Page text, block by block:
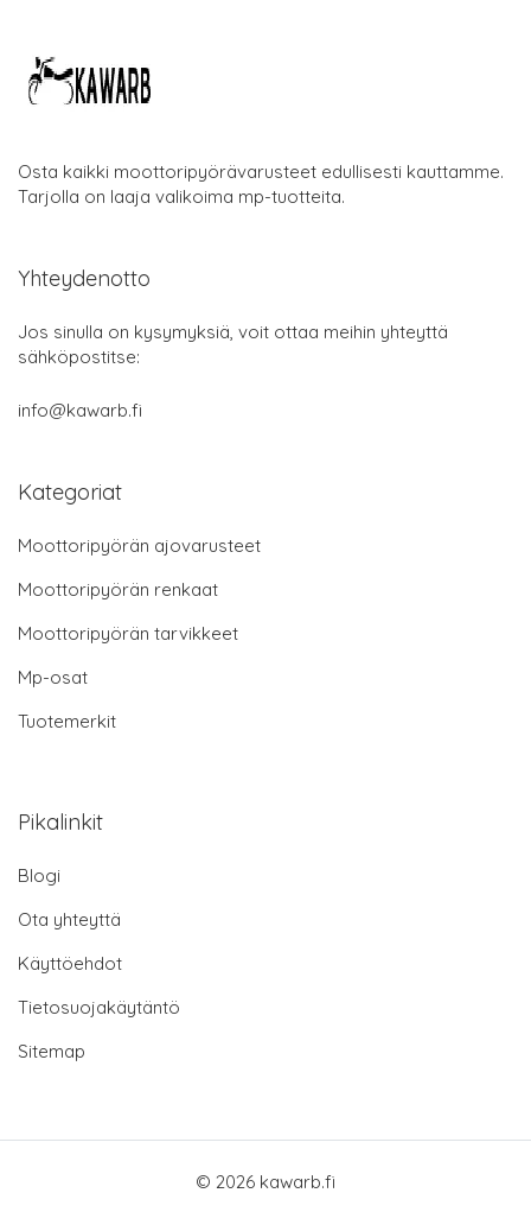
Osta kaikki moottoripyörävarusteet edullisesti kauttamme.
Tarjolla on laaja valikoima mp-tuotteita.
Yhteydenotto
Jos sinulla on kysymyksiä, voit ottaa meihin yhteyttä
sähköpostitse:
info@kawarb.fi
Kategoriat
Moottoripyörän ajovarusteet
Moottoripyörän renkaat
Moottoripyörän tarvikkeet
Mp-osat
Tuotemerkit
Pikalinkit
Blogi
Ota yhteyttä
Käyttöehdot
Tietosuojakäytäntö
Sitemap
© 2026 kawarb.fi